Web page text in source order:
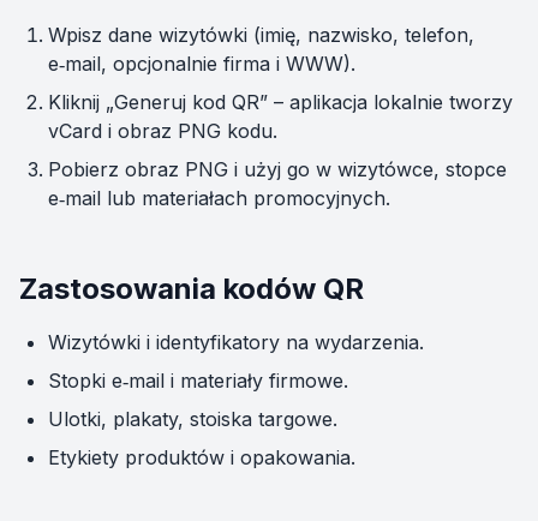
Wpisz dane wizytówki (imię, nazwisko, telefon,
e‑mail, opcjonalnie firma i WWW).
Kliknij „Generuj kod QR” – aplikacja lokalnie tworzy
vCard i obraz PNG kodu.
Pobierz obraz PNG i użyj go w wizytówce, stopce
e‑mail lub materiałach promocyjnych.
Zastosowania kodów QR
Wizytówki i identyfikatory na wydarzenia.
Stopki e‑mail i materiały firmowe.
Ulotki, plakaty, stoiska targowe.
Etykiety produktów i opakowania.